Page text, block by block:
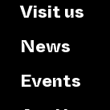
Visit us
News
Events